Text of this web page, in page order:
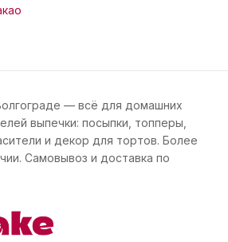
— всё для домашних
выпечки: посыпки, топперы,
и декор для тортов. Более
Самовывоз и доставка по